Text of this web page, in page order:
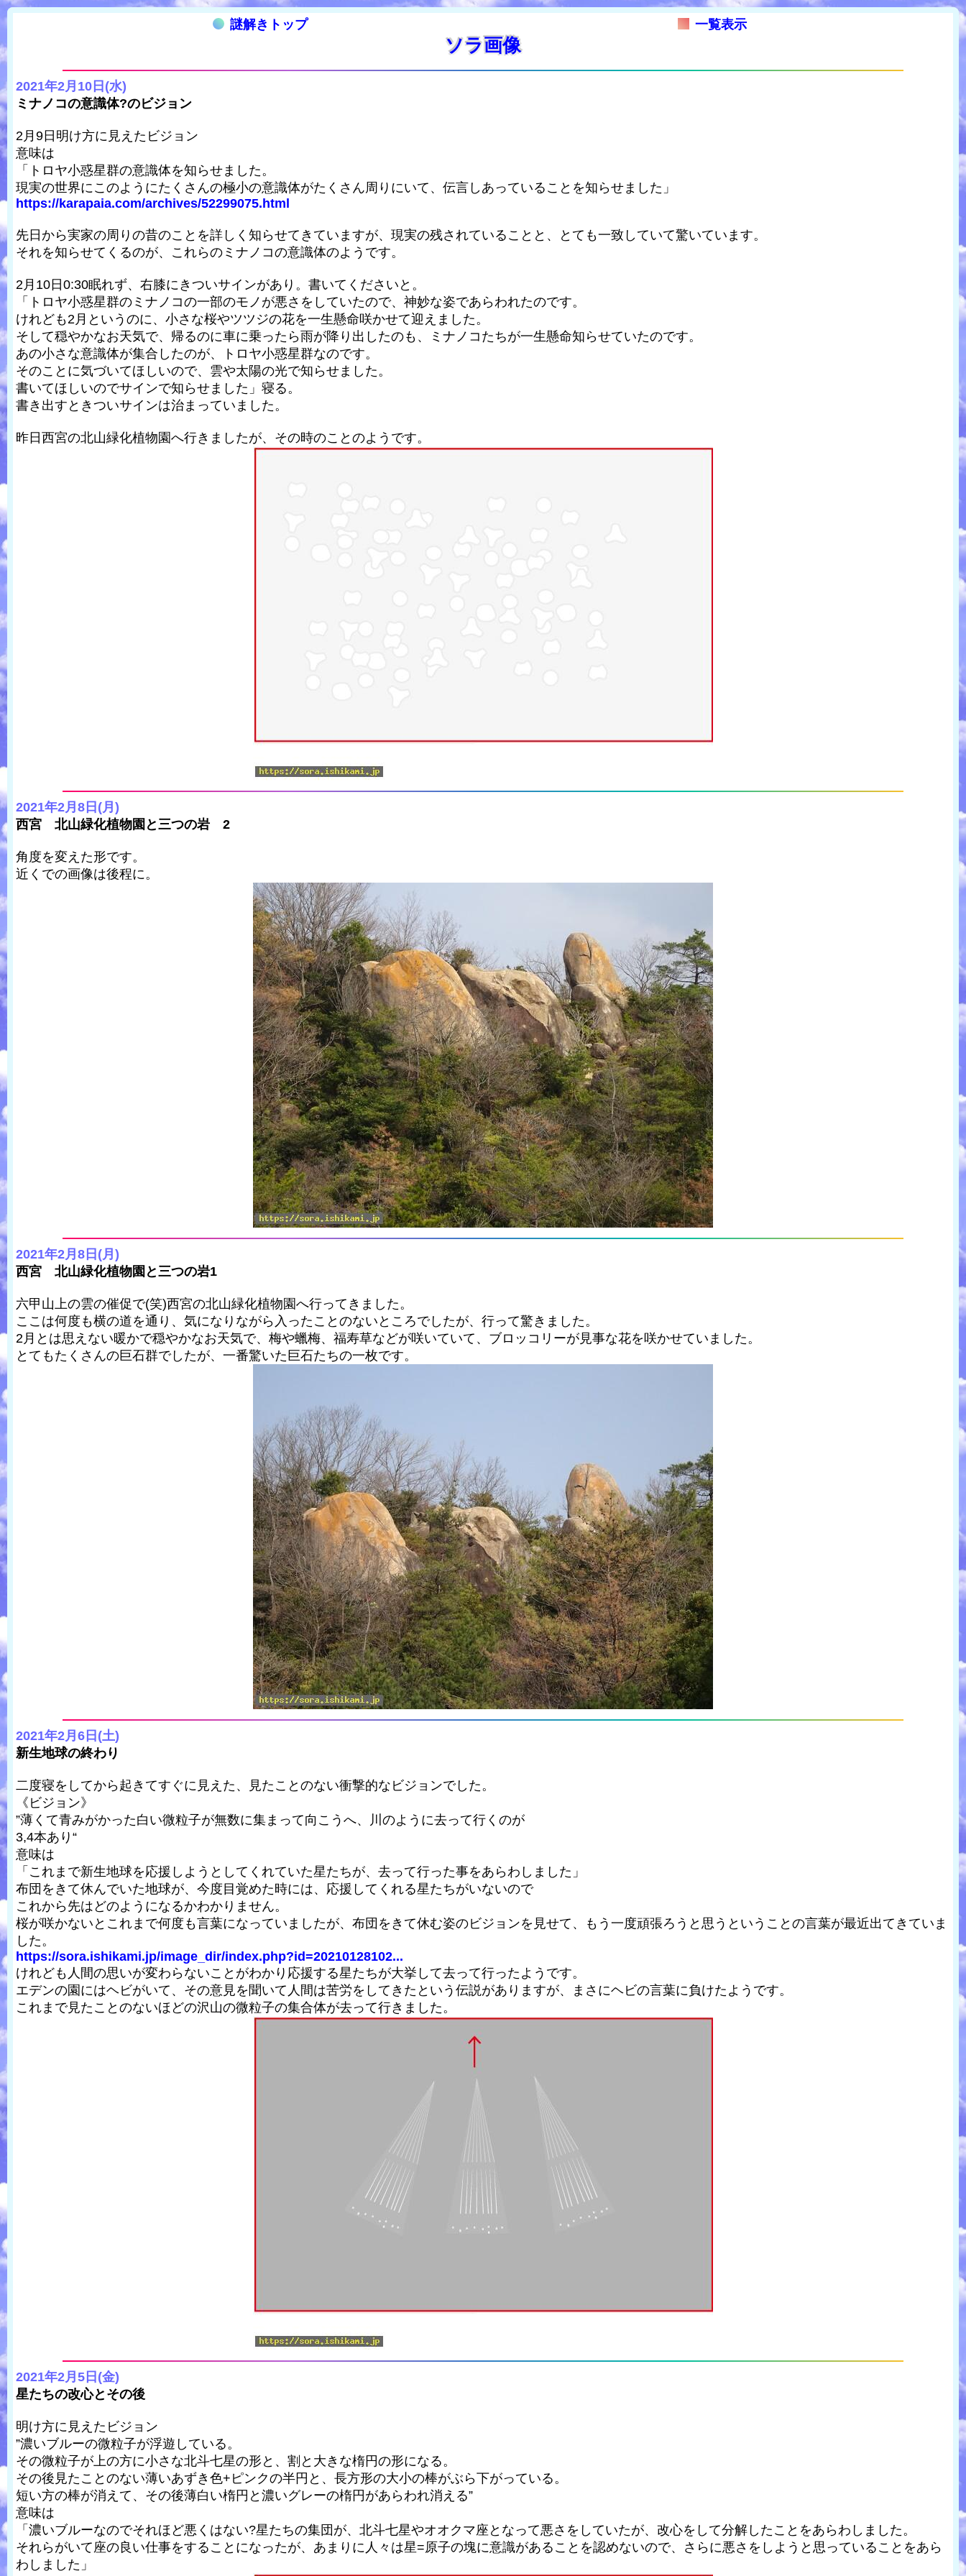
謎解きトップ 一覧表示
ソラ画像
2021年2月10日(水)
ミナノコの意識体?のビジョン
2月9日明け方に見えたビジョン
意味は
「トロヤ小惑星群の意識体を知らせました。
現実の世界にこのようにたくさんの極小の意識体がたくさん周りにいて、伝言しあっていることを知らせました」
https://karapaia.com/archives/52299075.html
先日から実家の周りの昔のことを詳しく知らせてきていますが、現実の残されていることと、とても一致していて驚いています。
それを知らせてくるのが、これらのミナノコの意識体のようです。
2月10日0:30眠れず、右膝にきついサインがあり。書いてくださいと。
「トロヤ小惑星群のミナノコの一部のモノが悪さをしていたので、神妙な姿であらわれたのです。
けれども2月というのに、小さな桜やツツジの花を一生懸命咲かせて迎えました。
そして穏やかなお天気で、帰るのに車に乗ったら雨が降り出したのも、ミナノコたちが一生懸命知らせていたのです。
あの小さな意識体が集合したのが、トロヤ小惑星群なのです。
そのことに気づいてほしいので、雲や太陽の光で知らせました。
書いてほしいのでサインで知らせました」寝る。
書き出すときついサインは治まっていました。
昨日西宮の北山緑化植物園へ行きましたが、その時のことのようです。
2021年2月8日(月)
西宮 北山緑化植物園と三つの岩 2
角度を変えた形です。
近くでの画像は後程に。
2021年2月8日(月)
西宮 北山緑化植物園と三つの岩1
六甲山上の雲の催促で(笑)西宮の北山緑化植物園へ行ってきました。
ここは何度も横の道を通り、気になりながら入ったことのないところでしたが、行って驚きました。
2月とは思えない暖かで穏やかなお天気で、梅や蠟梅、福寿草などが咲いていて、ブロッコリーが見事な花を咲かせていました。
とてもたくさんの巨石群でしたが、一番驚いた巨石たちの一枚です。
2021年2月6日(土)
新生地球の終わり
二度寝をしてから起きてすぐに見えた、見たことのない衝撃的なビジョンでした。
《ビジョン》
”薄くて青みがかった白い微粒子が無数に集まって向こうへ、川のように去って行くのが
3,4本あり“
意味は
「これまで新生地球を応援しようとしてくれていた星たちが、去って行った事をあらわしました」
布団をきて休んでいた地球が、今度目覚めた時には、応援してくれる星たちがいないので
これから先はどのようになるかわかりません。
桜が咲かないとこれまで何度も言葉になっていましたが、布団をきて休む姿のビジョンを見せて、もう一度頑張ろうと思うということの言葉が最近出てきていま
した。
https://sora.ishikami.jp/image_dir/index.php?id=20210128102...
けれども人間の思いが変わらないことがわかり応援する星たちが大挙して去って行ったようです。
エデンの園にはヘビがいて、その意見を聞いて人間は苦労をしてきたという伝説がありますが、まさにヘビの言葉に負けたようです。
これまで見たことのないほどの沢山の微粒子の集合体が去って行きました。
2021年2月5日(金)
星たちの改心とその後
明け方に見えたビジョン
”濃いブルーの微粒子が浮遊している。
その微粒子が上の方に小さな北斗七星の形と、割と大きな楕円の形になる。
その後見たことのない薄いあずき色+ピンクの半円と、長方形の大小の棒がぶら下がっている。
短い方の棒が消えて、その後薄白い楕円と濃いグレーの楕円があらわれ消える”
意味は
「濃いブルーなのでそれほど悪くはない?星たちの集団が、北斗七星やオオクマ座となって悪さをしていたが、改心をして分解したことをあらわしました。
それらがいて座の良い仕事をすることになったが、あまりに人々は星=原子の塊に意識があることを認めないので、さらに悪さをしようと思っていることをあら
わしました」